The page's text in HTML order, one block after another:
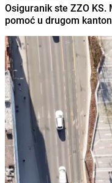
Osiguranik ste ZZO
pomoć u drugom